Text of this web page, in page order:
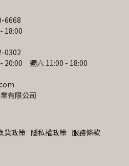
6668
18:00
0302
20:00　週六 11:00 - 18:00
有限公司
貨政策 隱私權政策 服務條款